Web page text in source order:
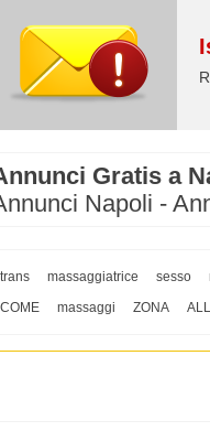
Gratis a
Napoli -
trans massaggiatrice sesso
COME
massaggi ZONA